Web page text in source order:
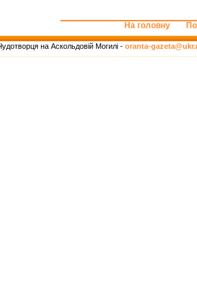
На головну
на Аскольдовій Могилі - oranta-